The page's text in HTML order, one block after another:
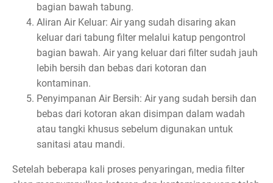
bagian bawah tabung.
Aliran Air Keluar: Air yang sudah disaring akan
keluar dari tabung filter melalui katup pengontrol
bagian bawah. Air yang keluar dari filter sudah jauh
lebih bersih dan bebas dari kotoran dan
kontaminan.
Penyimpanan Air Bersih: Air yang sudah bersih dan
bebas dari kotoran akan disimpan dalam wadah
atau tangki khusus sebelum digunakan untuk
sanitasi atau mandi.
Setelah beberapa kali proses penyaringan, media filter